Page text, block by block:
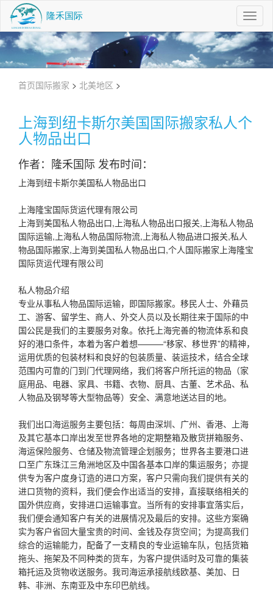
首页国际搬家 > 北美地区 >
上海到纽卡斯尔美国国际搬家私人个
人物品出口
作者：隆禾国际 发布时间：
上海到纽卡斯尔美国私人物品出口
上海隆宝国际货运代理有限公司
上海到美国私人物品出口,上海私人物品出口报关,上海私人物品
国际运输,上海私人物品国际物流,上海私人物品进口报关,私人
物品国际搬家,上海到美国私人物品出口,个人国际搬家上海隆宝
国际货运代理有限公司
​私人物品介绍
专业从事私人物品国际运输，即国际搬家。移民人士、外藉员
工、游客、留学生、商人、外交人员以及长期往来于国际的中
国公民是我们的主要服务对象。依托上海完善的物流体系和良
好的港口条件，本着为客户着想———“移家、移世界”的精神，
运用优质的包装材料和良好的包装质量、装运技术，结合全球
范围内可靠的门到门代理网络，我们将客户所托运的物品（家
庭用品、电器、家具、书籍、衣物、厨具、古董、艺术品、私
人物品及钢琴等大型物品等）安全、满意地送达目的地。
我们出口海运服务主要包括：每周由深圳、广州、香港、上海
及其它基本口岸出发至世界各地的定期整箱及散货拼箱服务、
海运保险服务、仓储及物流管理企划服务；世界各主要港口进
口至广东珠江三角洲地区及中国各基本口岸的集运服务；亦提
供专为客户度身订造的进口方案，客户只需向我们提供有关的
进口货物的资料，我们便会作出适当的安排，直接联络相关的
国外供应商，安排进口运输事宜。当所有的安排事宜落实后，
我们便会通知客户有关的进展情况及最后的安排。这些方案确
实为客户省回大量宝贵的时间、金钱及存货空间；为提高我们
综合的运输能力，配备了一支精良的专业运输车队，包括货箱
拖头、拖架及不同种类的货车，为客户提供适时及可靠的集装
箱托运及货物收送服务。我司海运承接航线欧基、美加、日
韩、非洲、东南亚及中东印巴航线。